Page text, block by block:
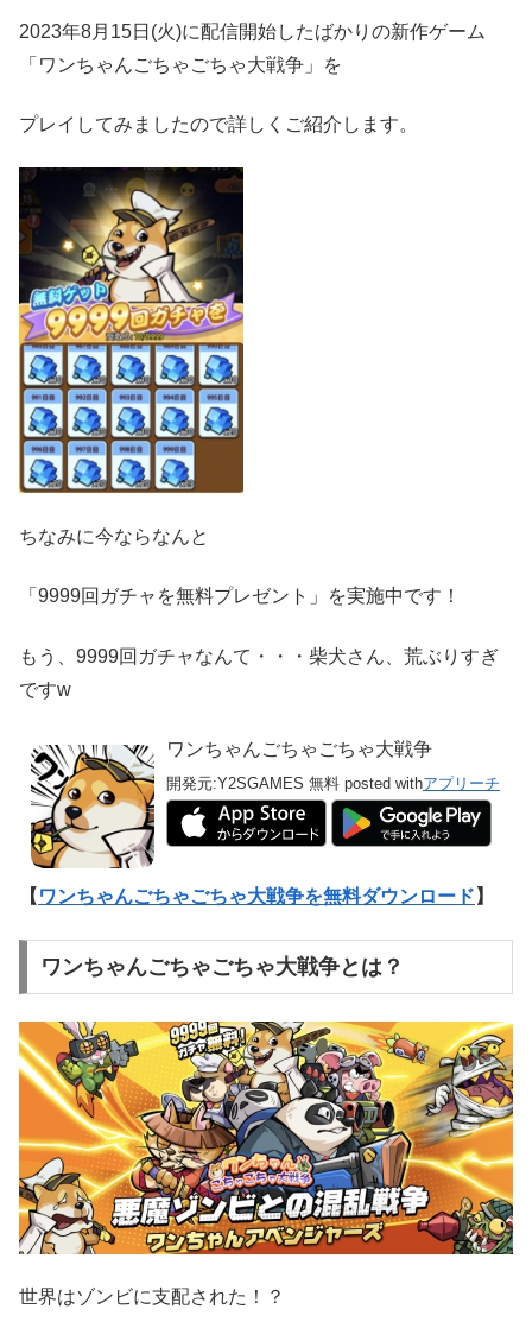
2023年8月15日(火)に配信開始したばかりの新作ゲーム
「ワンちゃんごちゃごちゃ大戦争」を
プレイしてみましたので詳しくご紹介します。
ちなみに今ならなんと
「9999回ガチャを無料プレゼント」を実施中です！
もう、9999回ガチャなんて・・・柴犬さん、荒ぶりすぎ
ですw
ワンちゃんごちゃごちゃ大戦争
開発元:Y2SGAMES 無料 posted withアプリーチ
【 ワンちゃんごちゃごちゃ大戦争を無料ダウンロード 】
ワンちゃんごちゃごちゃ大戦争とは？
世界はゾンビに支配された！？